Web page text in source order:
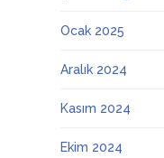
Ocak 2025
Aralık 2024
Kasım 2024
Ekim 2024